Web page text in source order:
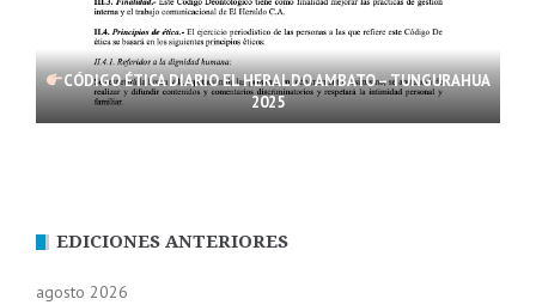
CÓDIGO ÉTICA DIARIO EL HERALDO AMBATO – TUNGURAHUA
2025
EDICIONES ANTERIORES
agosto 2026